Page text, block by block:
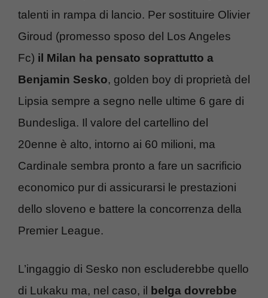
talenti in rampa di lancio. Per sostituire Olivier
Giroud (promesso sposo del Los Angeles
Fc) il Milan ha pensato soprattutto a
Benjamin Sesko, golden boy di proprietà del
Lipsia sempre a segno nelle ultime 6 gare di
Bundesliga. Il valore del cartellino del
20enne è alto, intorno ai 60 milioni, ma
Cardinale sembra pronto a fare un sacrificio
economico pur di assicurarsi le prestazioni
dello sloveno e battere la concorrenza della
Premier League.
L’ingaggio di Sesko non escluderebbe quello
di Lukaku ma, nel caso, il
belga dovrebbe